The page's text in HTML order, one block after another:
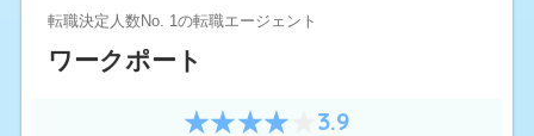
転職決定人数No. 1の転職エージェント
ワークポート
3.9